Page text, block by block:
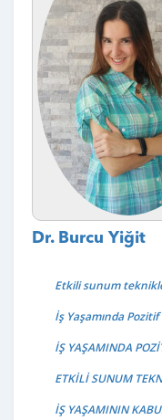
Dr. Burcu Yiğit
Etkili sunum
İş Yaşamında
İŞ YAŞAMINDA
ETKİLİ SUNUM
İŞ YAŞAMININ